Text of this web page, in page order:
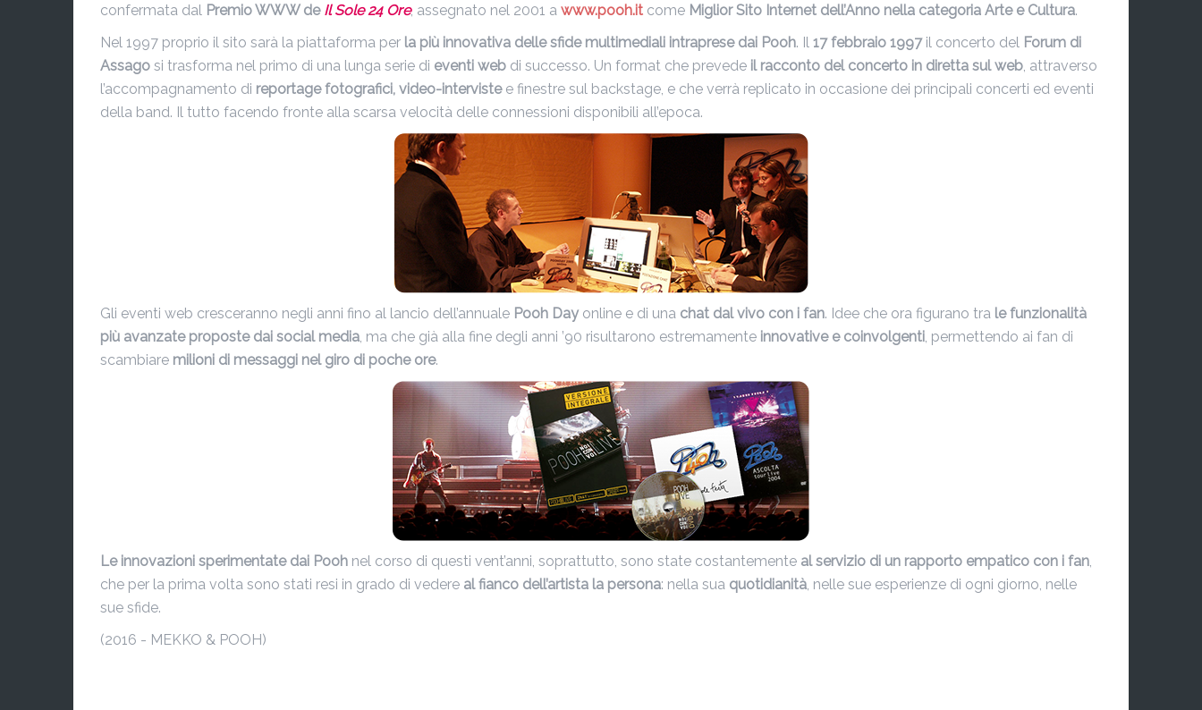
confermata dal Premio WWW de Il Sole 24 Ore, assegnato nel 2001 a www.pooh.it come Miglior Sito Internet dell’Anno nella categoria Arte e Cultura.
Nel 1997 proprio il sito sarà la piattaforma per la più innovativa delle sfide multimediali intraprese dai Pooh. Il 17 febbraio 1997il concerto del Forum di
Assago si trasforma nel primo di una lunga serie di eventi web di successo. Un format che prevede il racconto del concerto in diretta sul web, attraverso
l’accompagnamento di reportage fotografici, video-intervistee finestre sul backstage, e che verrà replicato in occasione dei principali concerti ed eventi
della band. Il tutto facendo fronte alla scarsa velocità delle connessioni disponibili all’epoca.
Gli eventi web cresceranno negli anni fino al lancio dell’annuale Pooh Dayonline e di una chat dal vivo con i fan. Idee che ora figurano tra le funzionalità
più avanzate proposte dai social media, ma che già alla fine degli anni ’90 risultarono estremamente innovative e coinvolgenti, permettendo ai fan di
scambiare milioni di messaggi nel giro di poche ore.
Le innovazioni sperimentate dai Pooh nel corso di questi vent’anni, soprattutto, sono state costantemente al servizio di un rapporto empatico con i fan,
che per la prima volta sono stati resi in grado di vedere al fianco dell’artista la persona: nella sua quotidianità, nelle sue esperienze di ogni giorno, nelle
sue sfide.
(2016 - MEKKO & POOH)